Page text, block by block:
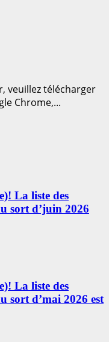
veuillez télécharger
Chrome,...
La liste des
sort d’juin 2026
La liste des
sort d’mai 2026 est